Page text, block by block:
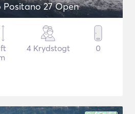
27 Open
4 Krydstogt 0